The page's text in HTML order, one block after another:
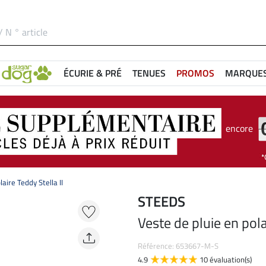
ÉCURIE & PRÉ TENUES PROMOS
encore
Teddy Stella II
STEEDS
Veste de pluie en
Référence: 653667-M-S
4.9
10 évaluation(s)